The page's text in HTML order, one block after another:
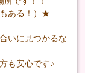
ある！）★
いに見つかるな
も安心です♪